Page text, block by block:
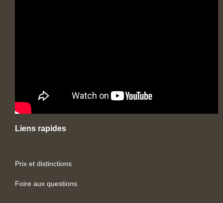
Liens rapides
Prix et distinctions
Foire aux questions